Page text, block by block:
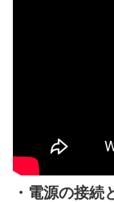
・電源の接続